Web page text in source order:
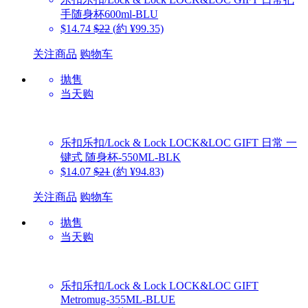
手随身杯600ml-BLU
$14.74 $22 (約 ¥99.35)
关注商品 购物车
抛售
当天购
乐扣乐扣/Lock & Lock LOCK&LOC GIFT 日常 一
键式 随身杯-550ML-BLK
$14.07 $21 (約 ¥94.83)
关注商品 购物车
抛售
当天购
乐扣乐扣/Lock & Lock LOCK&LOC GIFT
Metromug-355ML-BLUE